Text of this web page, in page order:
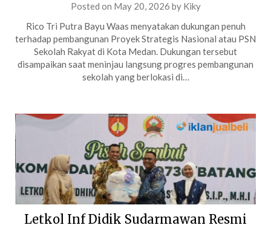
Posted on May 20, 2026 by Kiky
Rico Tri Putra Bayu Waas menyatakan dukungan penuh
terhadap pembangunan Proyek Strategis Nasional atau PSN
Sekolah Rakyat di Kota Medan. Dukungan tersebut
disampaikan saat meninjau langsung progres pembangunan
sekolah yang berlokasi di…
Letkol Inf Didik Sudarmawan Resmi